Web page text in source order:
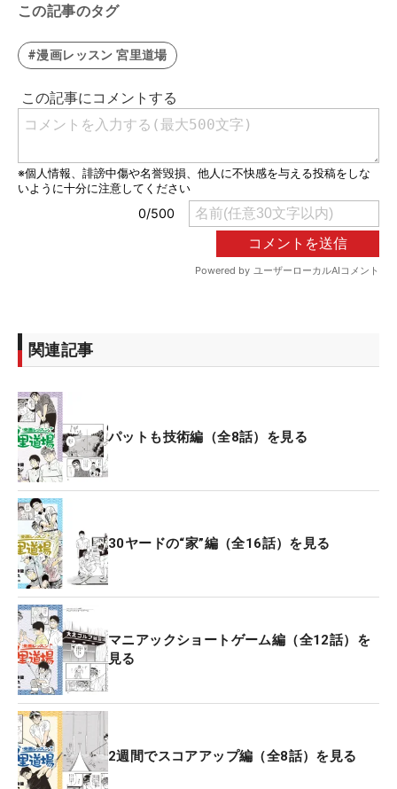
この記事のタグ
#漫画レッスン 宮里道場
関連記事
パットも技術編（全8話）を見る
30ヤードの“家”編（全16話）を見る
マニアックショートゲーム編（全12話）を
見る
2週間でスコアアップ編（全8話）を見る